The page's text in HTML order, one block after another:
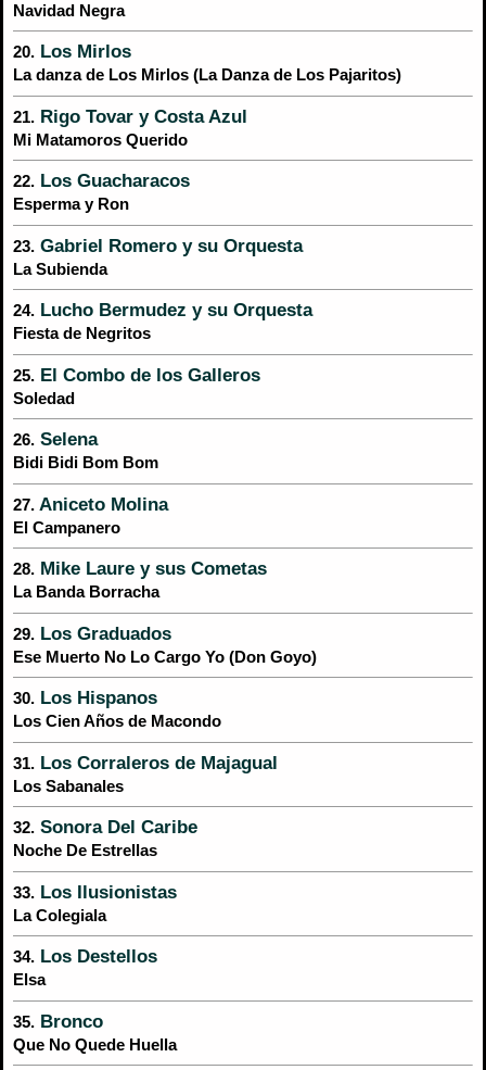
Navidad Negra
20. Los Mirlos
La danza de Los Mirlos (La Danza de Los Pajaritos)
21. Rigo Tovar y Costa Azul
Mi Matamoros Querido
22. Los Guacharacos
Esperma y Ron
23. Gabriel Romero y su Orquesta
La Subienda
24. Lucho Bermudez y su Orquesta
Fiesta de Negritos
25. El Combo de los Galleros
Soledad
26. Selena
Bidi Bidi Bom Bom
27. Aniceto Molina
El Campanero
28. Mike Laure y sus Cometas
La Banda Borracha
29. Los Graduados
Ese Muerto No Lo Cargo Yo (Don Goyo)
30. Los Hispanos
Los Cien Años de Macondo
31. Los Corraleros de Majagual
Los Sabanales
32. Sonora Del Caribe
Noche De Estrellas
33. Los Ilusionistas
La Colegiala
34. Los Destellos
Elsa
35. Bronco
Que No Quede Huella